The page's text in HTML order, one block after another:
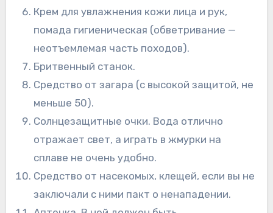
Крем для увлажнения кожи лица и рук,
помада гигиеническая (обветривание —
неотъемлемая часть походов).
Бритвенный станок.
Средство от загара (с высокой защитой, не
меньше 50).
Солнцезащитные очки. Вода отлично
отражает свет, а играть в жмурки на
сплаве не очень удобно.
Средство от насекомых, клещей, если вы не
заключали с ними пакт о ненападении.